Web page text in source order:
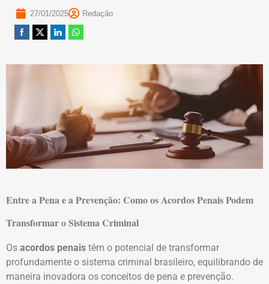
27/01/2025 Redação
Entre a Pena e a Prevenção: Como os Acordos Penais Podem
Transformar o Sistema Criminal
Os acordos penais têm o potencial de transformar
profundamente o sistema criminal brasileiro, equilibrando de
maneira inovadora os conceitos de pena e prevenção.